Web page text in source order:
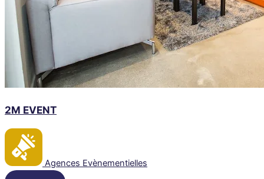
2M EVENT
Agences Evènementielles